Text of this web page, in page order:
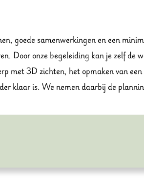
goede samenwerkingen en een
Door onze begeleiding kan je zelf de
met 3D zichten, het opmaken van een
klaar is. We nemen daarbij de